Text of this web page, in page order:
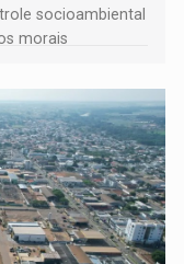
socioambiental
morais